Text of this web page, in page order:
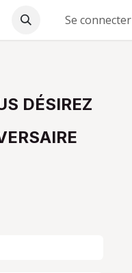
Se connecter
DÉSIREZ